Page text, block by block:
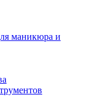
маникюра и